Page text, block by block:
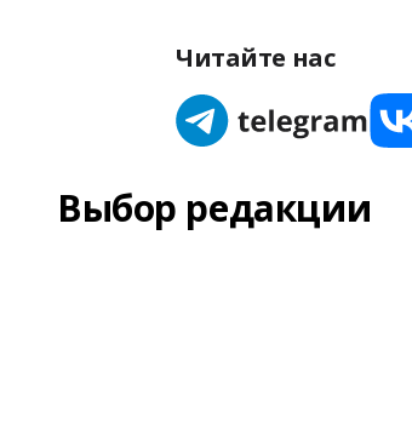
Читайте нас
Выбор редакции